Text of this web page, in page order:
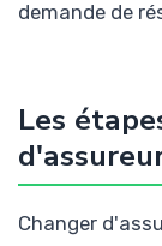
demande de
Les
Changer